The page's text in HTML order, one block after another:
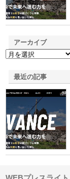
アーカイブ
最近の記事